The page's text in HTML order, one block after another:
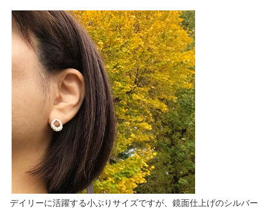
デイリーに活躍する小ぶりサイズですが、鏡面仕上げのシルバー